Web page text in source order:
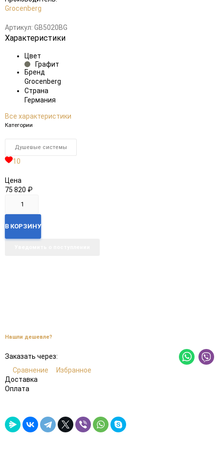
Grocenberg
Артикул: GB5020BG
Характеристики
Цвет
Графит
Бренд
Grocenberg
Страна
Германия
Все характеристики
Категории
Душевые системы
10
Цена
75 820 ₽
В КОРЗИНУ
Нашли дешевле?
Заказать через:
Сравнение
Избранное
Доставка
Оплата